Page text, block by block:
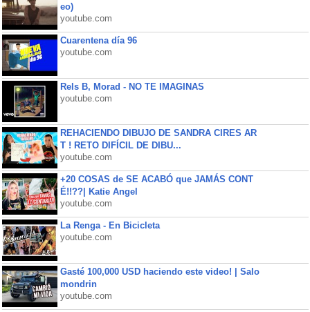
eo)
youtube.com
Cuarentena día 96
youtube.com
Rels B, Morad - NO TE IMAGINAS
youtube.com
REHACIENDO DIBUJO DE SANDRA CIRES AR
T ! RETO DIFÍCIL DE DIBU...
youtube.com
+20 COSAS de SE ACABÓ que JAMÁS CONT
É!!??| Katie Angel
youtube.com
La Renga - En Bicicleta
youtube.com
Gasté 100,000 USD haciendo este video! | Salo
mondrin
youtube.com